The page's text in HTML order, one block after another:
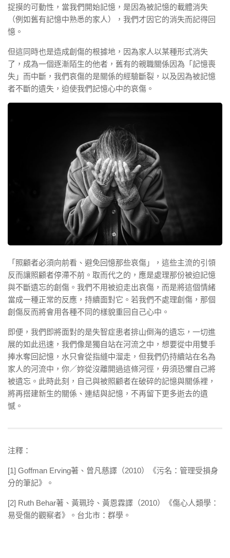
捉摸的可動性，當我們開始記憶，是因為被記憶的載體消失
（例如舊有記憶中熟悉的家人），我們才因它的消失而記得回
憶。
但這同時也是造成創傷的根據地，因為家人以某種形式消失
了，成為一個逐漸陌生的他者，舊有的親職關係因為「記憶喪
失」而中斷，我們哀傷的是關係的經驗斷裂，以及因為被記憶
者不斷的遺失，迫使我們記憶心中的哀傷。
「照顧者必須向前看、避免回憶那些哀傷」，這些主流的引領
反而讓照顧者停滯不前。取而代之的，應是處理那份被迫記憶
與不斷遺忘的創傷。我們不用被迫走出哀傷，而是將這個情緒
當成一種正常的反應，持續面對它。若我們不處理創傷，那個
創傷反而將會用各種不同的樣貌重回自己心中。
即便，我們即將面對的是失智症患者排山倒海的遺忘，一切進
展的如此迅速，我們像是獨自站在河流之中，想要從中用雙手
捧水奪回記憶，水只會從指縫中溜走，但我們仍持續站在名為
家人的河流中，你／妳從沒離開過這條河徑，毋須恐懼自己將
被遺忘。此時此刻，自己與被照顧者在破碎的記憶與關係裡，
將再搭建新生的關係、連結與記憶，不再留下更多逝去的遺
憾。
注釋：
[1] Goffman Erving著、曾凡慈譯（2010）《污名：管理受損身
分的筆記》。
[2] Ruth Behar著、黃珮玲、黃恩霖譯（2010）《傷心人類學：
易受傷的觀察者》。台北市：群學。